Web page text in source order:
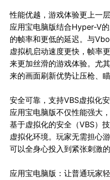
性能优越，游戏体验更上一
应用宝电脑版结合Hyper-V
的帧率和更低的延迟。与
虚拟机启动速度更快，帧率
来更加丝滑的游戏体验。尤
来的画面刷新优势让压枪、
安全可靠，支持VBS虚拟化
应用宝电脑版不仅性能强大
基于虚拟化的安全（VBS）
虚拟化环境。玩家无需担心
可以全身心投入到紧张刺激的
应用宝电脑版：让普通玩家